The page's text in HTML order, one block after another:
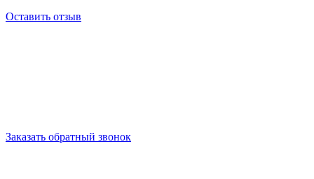
Оставить отзыв
Заказать обратный звонок